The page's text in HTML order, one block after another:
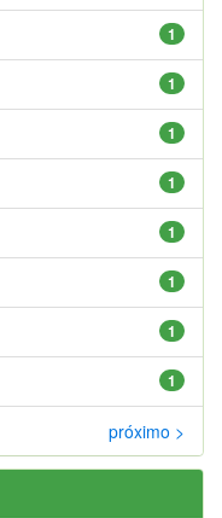
1
1
1
1
1
1
1
1
próximo >